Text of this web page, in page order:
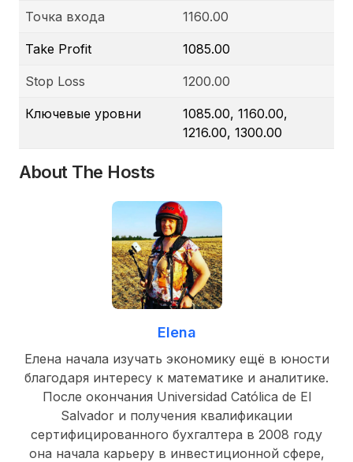
Точка входа 1160.00
Take Profit 1085.00
Stop Loss 1200.00
Ключевые уровни
1085.00, 1160.00,
1216.00, 1300.00
About The Hosts
Elena
Елена начала изучать экономику ещё в юности
благодаря интересу к математике и аналитике.
После окончания Universidad Católica de El
Salvador и получения квалификации
сертифицированного бухгалтера в 2008 году
она начала карьеру в инвестиционной сфере,